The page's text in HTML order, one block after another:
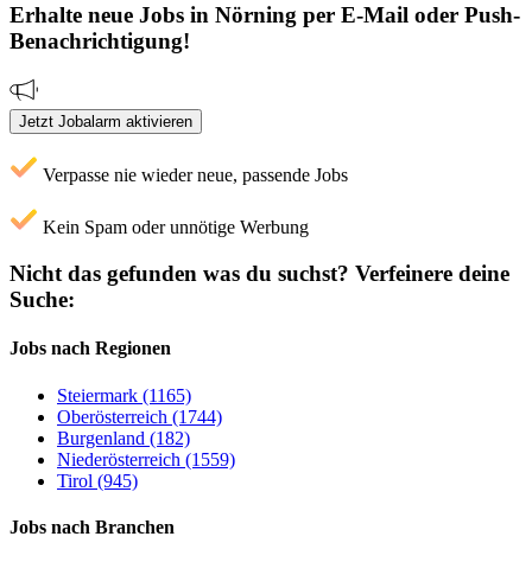
Erhalte neue Jobs in Nörning per E-Mail oder Push-
Benachrichtigung!
Jetzt Jobalarm aktivieren
Verpasse nie wieder neue, passende Jobs
Kein Spam oder unnötige Werbung
Nicht das gefunden was du suchst? Verfeinere deine
Suche:
Jobs nach Regionen
Steiermark (1165)
Oberösterreich (1744)
Burgenland (182)
Niederösterreich (1559)
Tirol (945)
Jobs nach Branchen